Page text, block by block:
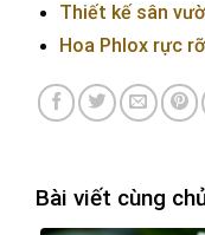
Thiết kế sân
Hoa Phlox rực
Bài viết cùng